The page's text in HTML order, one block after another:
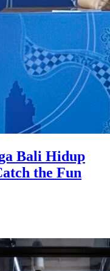
Bali Hidup
the Fun